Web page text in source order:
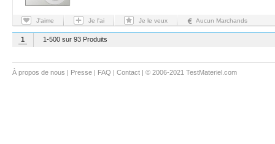
J'aime Je l'ai Je le veux Aucun Marchands
1 1-500 sur 93 Produits
À propos de nous | Presse | FAQ | Contact | © 2006-2021 TestMateriel.com